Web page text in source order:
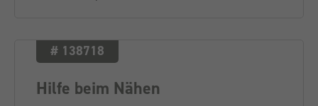
# 138718
Hilfe beim Nähen